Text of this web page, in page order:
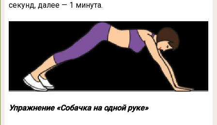
секунд, далее — 1 минута.
Упражнение «Собачка на одной руке»